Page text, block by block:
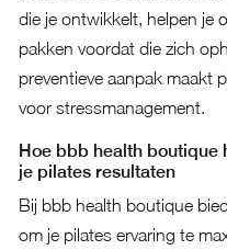
die je ontwikkelt, helpen je
pakken voordat die zich
preventieve aanpak maakt
voor stressmanagement.
Hoe bbb health boutique
je pilates resultaten
Bij bbb health boutique
om je pilates ervaring te